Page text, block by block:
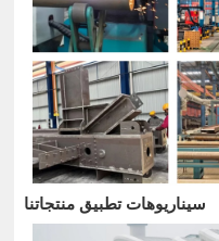
سيناريوهات تطبيق منتجاتنا